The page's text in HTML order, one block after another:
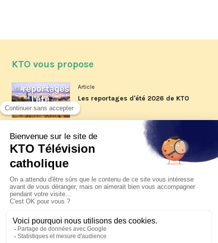
KTO vous propose
Article
Les reportages d'été 2026 de KTO
Article
La visite pastorale du pape Léon
XIV à Assise à suivre sur KTO le
Article
Le pape en Uruguay, Argentine et